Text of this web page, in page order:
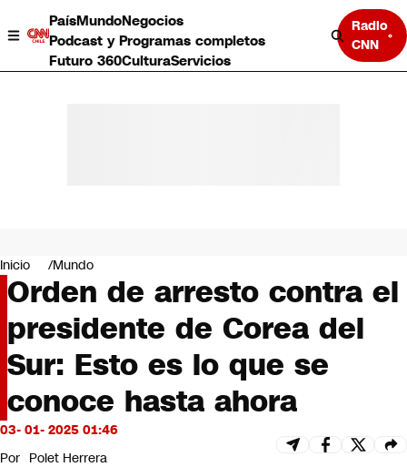
PaísMundoNegocios
Podcast y Programas completos
Futuro 360CulturaServicios
Radio
CNN
Negocios
Deportes
Programas completos
Cultura
Servicios
Bits
CNN tiempo
Futuro 360
Inicio Mundo
Orden de arresto contra el
presidente de Corea del
Sur: Esto es lo que se
conoce hasta ahora
03- 01- 2025 01:46
Por Polet Herrera